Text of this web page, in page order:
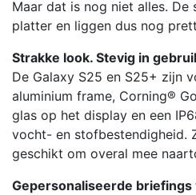
Maar dat is nog niet alles. De
platter en liggen dus nog
Strakke look. Stevig in
De Galaxy S25 en S25+ zijn
aluminium frame, Corning®
glas op het display en een
vocht- en stofbestendigheid.
geschikt om overal mee
Gepersonaliseerde briefings